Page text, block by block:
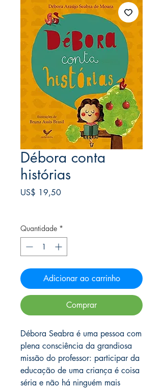
Débora conta
histórias
US$ 19,50Preço
Quantidade *
Adicionar ao carrinho
Comprar
Débora Seabra é uma pessoa com
plena consciência da grandiosa
missão do professor: participar da
educação de uma criança é coisa
séria e não há ninguém mais